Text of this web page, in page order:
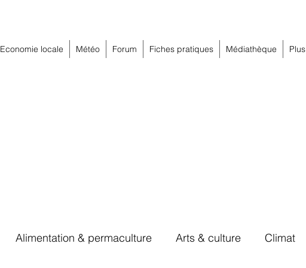
Economie locale Météo Forum Fiches pratiques Médiathèque Plus
Alimentation & permaculture Arts & culture Climat